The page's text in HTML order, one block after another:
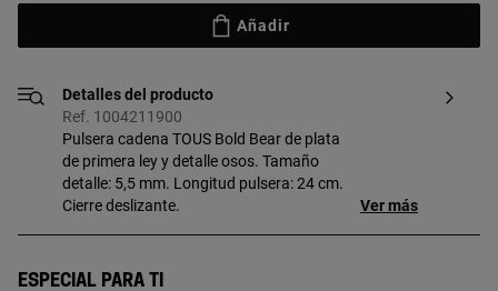
Añadir
Detalles del producto
Ref. 1004211900
Pulsera cadena TOUS Bold Bear de plata
de primera ley y detalle osos. Tamaño
detalle: 5,5 mm. Longitud pulsera: 24 cm.
Cierre deslizante.
Ver más
Especial para ti